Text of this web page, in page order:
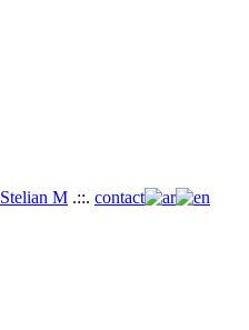
Stelian M .::. contact